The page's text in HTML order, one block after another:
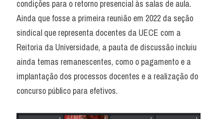
condições para o retorno presencial às salas de aula.
Ainda que fosse a primeira reunião em 2022 da seção
sindical que representa docentes da UECE com a
Reitoria da Universidade, a pauta de discussão incluiu
ainda temas remanescentes, como o pagamento e a
implantação dos processos docentes e a realização do
concurso público para efetivos.